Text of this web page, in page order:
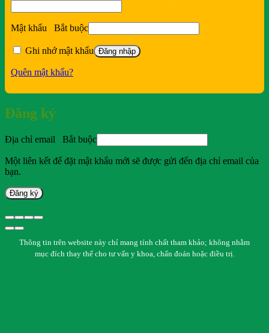
Mật khẩu Bắt buộc
Ghi nhớ mật khẩu Đăng nhập
Quên mật khẩu?
Đăng ký
Địa chỉ email Bắt buộc
Một liên kết để đặt mật khẩu mới sẽ được gửi đến địa chỉ email của
bạn.
Đăng ký
Thông tin trên website này chỉ mang tính chất tham khảo; không nhằm
mục đích thay thế cho tư vấn y khoa, chẩn đoán hoặc điều trị.